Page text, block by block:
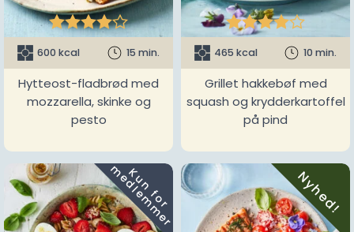

600 kcal 15 min.
Hytteost-fladbrød med
mozzarella, skinke og
pesto

465 kcal 10 min.
Grillet hakkebøf med
squash og krydderkartoffel
på pind
K
u
n
f
o
r
m
e
d
l
e
m
m
e
r Nyhed!